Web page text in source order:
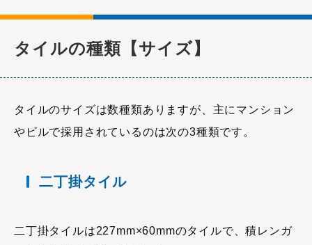
タイルの種類【サイズ】
タイルのサイズは数種類ありますが、主にマンション
やビルで採用されているのは次の3種類です。
二丁掛タイル
二丁掛タイルは227mm×60mmのタイルで、積レンガ